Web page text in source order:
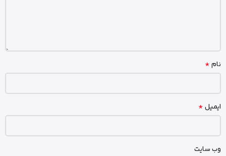
نام*
ایمیل*
وب‌ سایت